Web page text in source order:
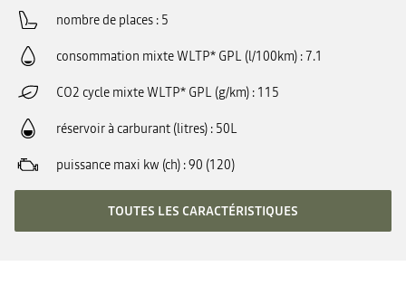
nombre de places 5
consommation mixte WLTP* GPL (l/100km) 7.1
CO2 cycle mixte WLTP* GPL (g/km) 115
réservoir à carburant (litres) 50L
puissance maxi kw (ch) 90 (120)
TOUTES LES CARACTÉRISTIQUES